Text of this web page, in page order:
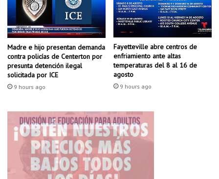
c
o
t
r
a
s
t
i
r
i
Madre e hijo presentan demanda
contra policías de Centerton por
presunta detención ilegal
solicitada por ICE
9 hours ago
Fayetteville abre centros de
enfriamiento ante altas
temperaturas del 8 al 16 de
agosto
9 hours ago